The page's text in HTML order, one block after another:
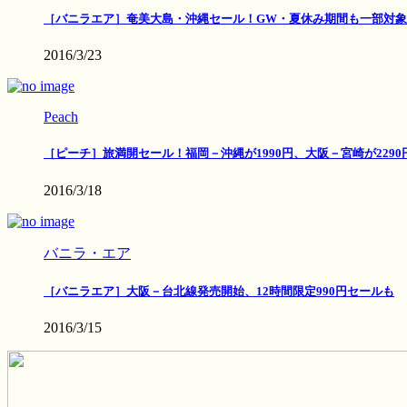
［バニラエア］奄美大島・沖縄セール！GW・夏休み期間も一部対象
2016/3/23
Peach
［ピーチ］旅満開セール！福岡－沖縄が1990円、大阪－宮崎が2290
2016/3/18
バニラ・エア
［バニラエア］大阪－台北線発売開始、12時間限定990円セールも
2016/3/15